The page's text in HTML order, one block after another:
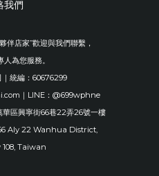
我們
伴店家”歡迎與我們聯繫，
為您服務。
統編：60676299
｜LINE：@699wphne
區興寧街66巷22弄26號一樓
Aly 22 Wanhua District,
Taiwan